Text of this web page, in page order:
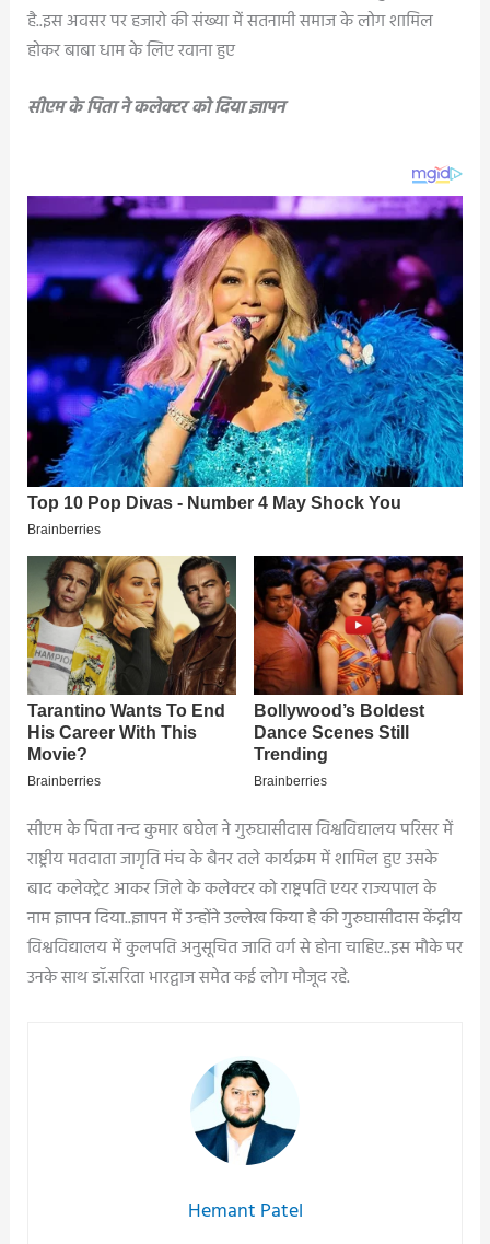
है..इस अवसर पर हजारो की संख्या में सतनामी समाज के लोग शामिल
होकर बाबा धाम के लिए रवाना हुए
सीएम के पिता ने कलेक्टर को दिया ज्ञापन
सीएम के पिता नन्द कुमार बघेल ने गुरुघासीदास विश्वविद्यालय परिसर में
राष्ट्रीय मतदाता जागृति मंच के बैनर तले कार्यक्रम में शामिल हुए उसके
बाद कलेक्ट्रेट आकर जिले के कलेक्टर को राष्ट्रपति एयर राज्यपाल के
नाम ज्ञापन दिया..ज्ञापन में उन्होंने उल्लेख किया है की गुरुघासीदास केंद्रीय
विश्वविद्यालय में कुलपति अनुसूचित जाति वर्ग से होना चाहिए..इस मौके पर
उनके साथ डॉ.सरिता भारद्वाज समेत कई लोग मौजूद रहे.
Hemant Patel